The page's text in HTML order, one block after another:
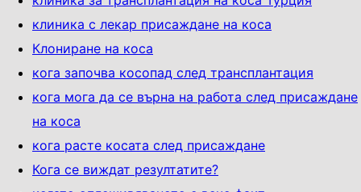
клиника с лекар присаждане на коса
Клониране на коса
кога започва косопад след трансплантация
кога мога да се върна на работа след присаждане
на коса
кога расте косата след присаждане
Кога се виждат резултатите?